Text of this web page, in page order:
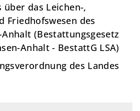
über das Leichen-,
Friedhofswesen des
Anhalt (Bestattungsgesetz
Anhalt - BestattG LSA)
des Landes